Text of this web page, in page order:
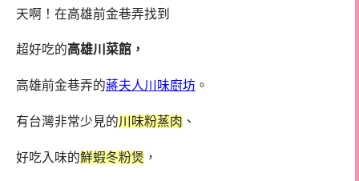
天啊！在高雄前金巷弄找到
超好吃的高雄川菜館，
高雄前金巷弄的蔣夫人川味廚坊 。
有台灣非常少見的川味粉蒸肉 、
好吃入味的鮮蝦冬粉煲 ，